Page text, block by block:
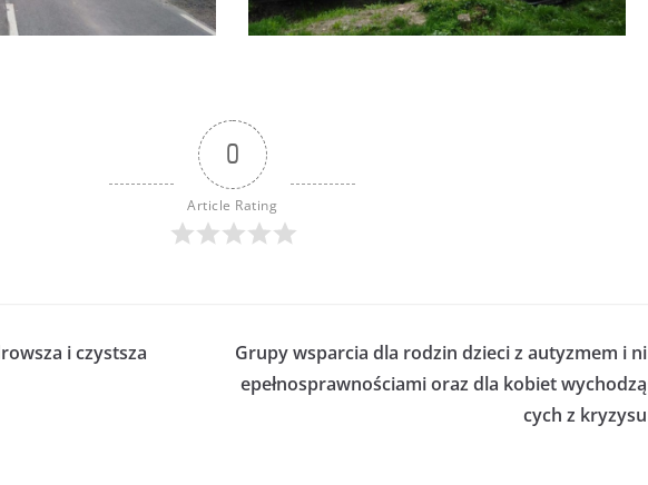
0
Article Rating
i czystsza
Grupy wsparcia dla rodzin dzieci z autyzmem i ni
epełnosprawnościami oraz dla kobiet wychodzą
cych z kryzysu